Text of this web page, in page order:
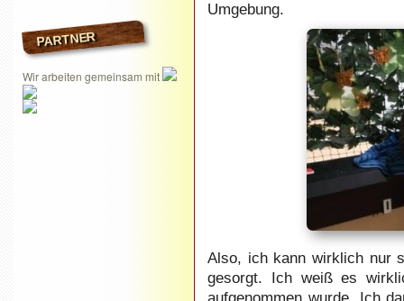
PARTNER
Wir arbeiten gemeinsam mit
Umgebung.
Also, ich kann wirklich nur
gesorgt. Ich weiß es